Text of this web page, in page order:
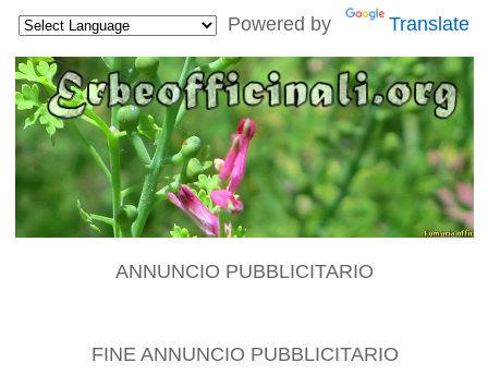
Powered by Translate
ANNUNCIO PUBBLICITARIO
FINE ANNUNCIO PUBBLICITARIO